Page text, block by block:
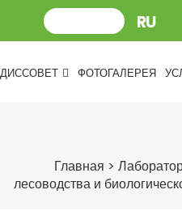
ДИССОВЕТ ФОТОГАЛЕРЕЯ
Главная >
лесоводства и